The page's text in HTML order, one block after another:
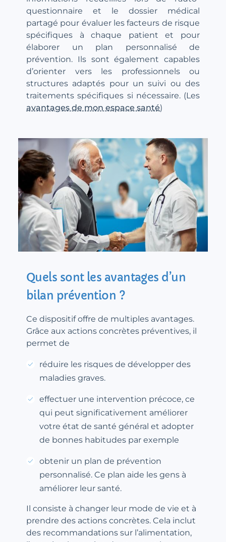
questionnaire et le dossier médical
partagé pour évaluer les facteurs de risque
spécifiques à chaque patient et pour
élaborer un plan personnalisé de
prévention. Ils sont également capables
d’orienter vers les professionnels ou
structures adaptés pour un suivi ou des
traitements spécifiques si nécessaire. (Les
avantages de mon espace santé)
Quels sont les avantages d’un
bilan prévention ?
Ce dispositif offre de multiples avantages.
Grâce aux actions concrètes préventives, il
permet de
réduire les risques de développer des
maladies graves.
effectuer une intervention précoce, ce
qui peut significativement améliorer
votre état de santé général et adopter
de bonnes habitudes par exemple
obtenir un plan de prévention
personnalisé. Ce plan aide les gens à
améliorer leur santé.
Il consiste à changer leur mode de vie et à
prendre des actions concrètes. Cela inclut
des recommandations sur l’alimentation,